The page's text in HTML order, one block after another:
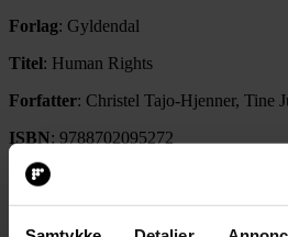
Forlag: Gyldendal
Titel: Human Rights
Forfatter: Christel Tajo-Hjenner, Tine
ISBN: 9788702095272
Serie : Close-up
Type: Hæfte